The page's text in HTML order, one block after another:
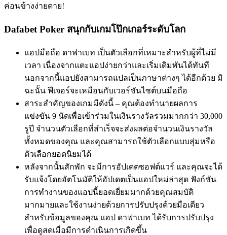
ค่อนข้างง่ายดาย!
Dafabet Poker สนุกกับเกมโป๊กเกอร์ระดับโลก
แอปมือถือ ดาฟาเบท เป็นตัวเลือกที่เหมาะสำหรับผู้ที่ไม่มี
เวลา เนื่องจากแตะแอปง่ายกว่าและเริ่มเดิมพันได้ทันที
นอกจากนี้แอปยังสามารถแปลเป็นภาษาต่างๆ ได้อีกด้วย มิ
ฉะนั้น ฟีเจอร์จะเหมือนกับเวอร์ชันไซต์บนมือถือ
สาระสำคัญของเกมมีดังนี้ – คุณต้องทำนายผลการ
แข่งขัน 9 นัดเพื่อเข้าร่วมในเงินรางวัลรวมมากกว่า 30,000
รูปี จำนวนตัวเลือกที่สำเร็จจะส่งผลต่อจำนวนเงินรางวัล
ทั้งหมดของคุณ และคุณสามารถใช้ตัวเลือกแบบสุ่มหรือ
ตัวเลือกยอดนิยมได้
หลังจากนั้นสักพัก จะมีการอัปเดตซอฟต์แวร์ และคุณจะได้
รับแจ้งโดยอัตโนมัติให้อัปเดตเป็นแอปใหม่ล่าสุด ฟังก์ชัน
การทำงานของแอปนี้ยอดเยี่ยมมากด้วยคุณสมบัติ
มากมายและใช้งานง่ายด้วยการปรับปรุงด้วยมือเดียว
สำหรับข้อมูลของคุณ แอป ดาฟาเบท ได้รับการปรับปรุง
เพื่อดูสดเมื่อมีการดำเนินการเกิดขึ้น